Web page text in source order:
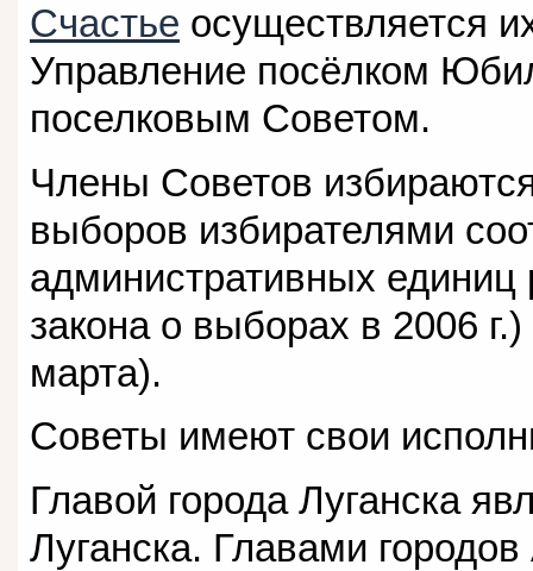
Счастье осуществляется
Управление посёлком
поселковым Советом.
Члены Советов
выборов избирателями
административных единиц
закона о выборах в 2006
марта).
Советы имеют свои
Главой города Луганска
Луганска. Главами